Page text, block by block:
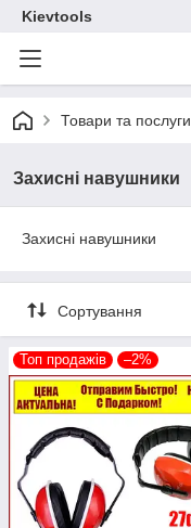
Kievtools
Товари та послуги
Захисні навушники
Захисні навушники
Сортування
Топ продажів –2%